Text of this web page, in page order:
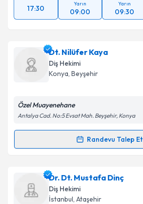
17:30
Yarın
09:00
Yarın
09:30
Dt. Nilüfer Kaya
Diş Hekimi
Konya, Beyşehir
Özel Muayenehane
Antalya Cad. No:5 Evsat Mah. Beyşehir, Konya
Randevu Talep Et
Randevu Takvimi Talebi
Dt. Nilüfer Kayaiçin randevu
Size bu uzmandan randevu almanız
hazırlandığında e-posta ile
Dr. Dt. Mustafa Dinç
Diş Hekimi
İstanbul, Ataşehir